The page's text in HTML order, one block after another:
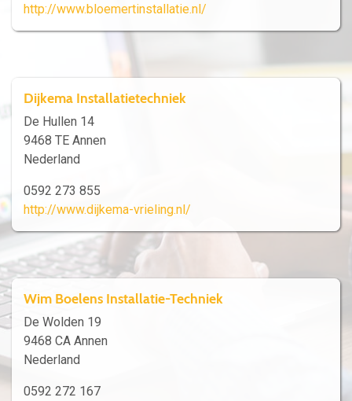
http://www.bloemertinstallatie.nl/
Dijkema Installatietechniek
De Hullen 14
9468 TE Annen
Nederland
0592 273 855
http://www.dijkema-vrieling.nl/
Wim Boelens Installatie-Techniek
De Wolden 19
9468 CA Annen
Nederland
0592 272 167